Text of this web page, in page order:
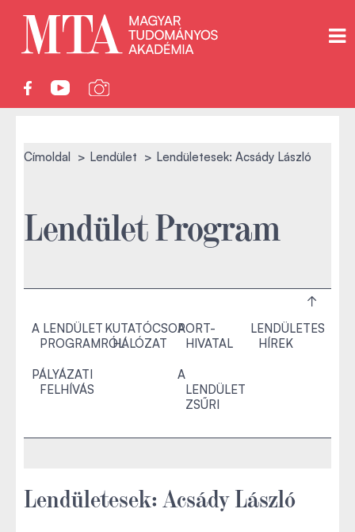
Címoldal Lendület Lendületesek: Acsády László
Lendület Program
A LENDÜLET
PROGRAMRÓL
PÁLYÁZATI
FELHÍVÁS
KUTATÓCSOPORT-
HÁLÓZAT
A
HIVATAL
A
LENDÜLET
ZSŰRI
LENDÜLETES
HÍREK
Lendületesek: Acsády László